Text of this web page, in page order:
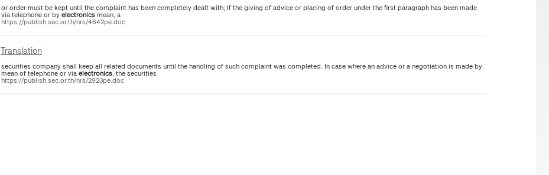
or order must be kept until the complaint has been completely dealt with; If the giving of advice or placing of order under the first paragraph has been made
via telephone or byelectronicsmean, a
https://publish.sec.or.th/nrs/4642pe.doc
Translation
securities company shall keep all related documents until the handling of such complaint was completed. In case where an advice or a negotiation is made by
mean of telephone or viaelectronics, the securities
https://publish.sec.or.th/nrs/2923pe.doc